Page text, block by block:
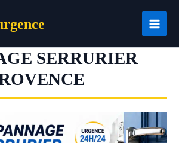
SERRURIER